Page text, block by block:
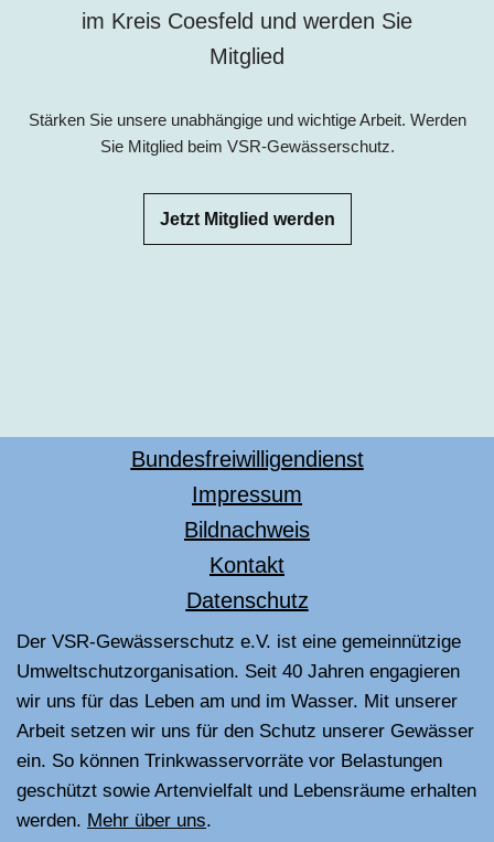
im Kreis Coesfeld und werden Sie
Mitglied
Stärken Sie unsere unabhängige und wichtige Arbeit. Werden
Sie Mitglied beim VSR-Gewässerschutz.
Jetzt Mitglied werden
Bundesfreiwilligendienst
Impressum
Bildnachweis
Kontakt
Datenschutz
Der VSR-Gewässerschutz e.V. ist eine gemeinnützige
Umweltschutzorganisation. Seit 40 Jahren engagieren
wir uns für das Leben am und im Wasser. Mit unserer
Arbeit setzen wir uns für den Schutz unserer Gewässer
ein. So können Trinkwasservorräte vor Belastungen
geschützt sowie Artenvielfalt und Lebensräume erhalten
werden. Mehr über uns.